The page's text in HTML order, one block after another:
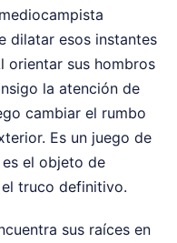
dilatar esos instantes
orientar sus hombros
la atención de
cambiar el rumbo
Es un juego de
el objeto de
truco definitivo.
sus raíces en